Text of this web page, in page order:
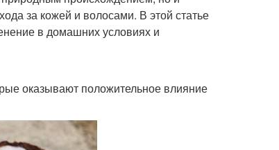
за кожей и волосами. В этой статье
в домашних условиях и
оказывают положительное влияние